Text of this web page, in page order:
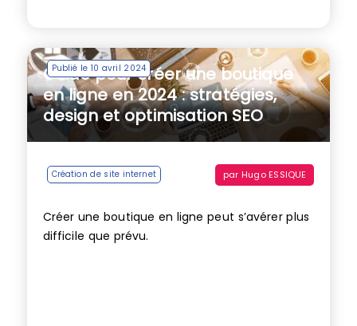
Publié le 10 avril 2024
Guide pour créer une boutique
en ligne en 2024 : stratégies,
design et optimisation SEO
Création de site internet par Hugo ESSIQUE
Créer une boutique en ligne peut s’avérer plus
difficile que prévu.